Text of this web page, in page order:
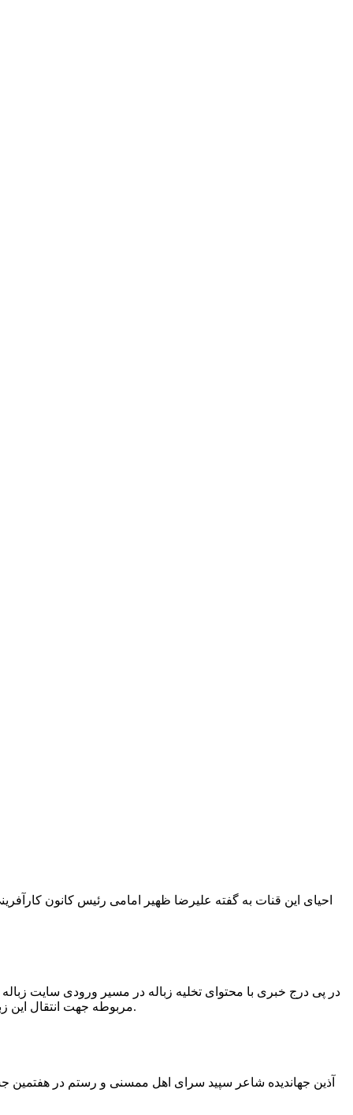
در پی درج خبری با محتوای تخلیه زباله در مسیر ورودی سایت
مربوطه جهت انتقال این زباله ها توسط لودر به سایت و دفن آنها، سید مهدی حسینی دهیار چمگل با ارسال تصاویری خبر از جمع آوری این زباله ها توسط شهرداری داد.
آذین جهاندیده شاعر سپید سرای اهل ممسنی و رستم در هفتمین